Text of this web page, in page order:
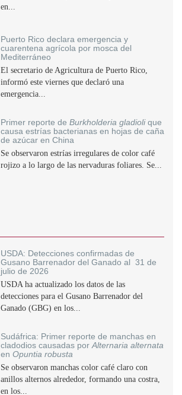
en...
Puerto Rico declara emergencia y
cuarentena agrícola por mosca del
Mediterráneo
El secretario de Agricultura de Puerto Rico,
informó este viernes que declaró una
emergencia...
Primer reporte de Burkholderia gladiolique
causa estrías bacterianas en hojas de caña
de azúcar en China
Se observaron estrías irregulares de color café
rojizo a lo largo de las nervaduras foliares. Se...
USDA: Detecciones confirmadas de
Gusano Barrenador del Ganado al 31 de
julio de 2026
USDA ha actualizado los datos de las
detecciones para el Gusano Barrenador del
Ganado (GBG) en los...
Sudáfrica: Primer reporte de manchas en
cladodios causadas por Alternaria alternata
en Opuntia robusta
Se observaron manchas color café claro con
anillos alternos alrededor, formando una costra,
en los...